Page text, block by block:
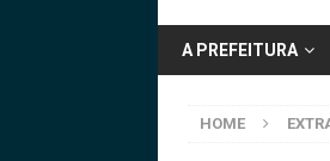
A PREFEITURA
HOME